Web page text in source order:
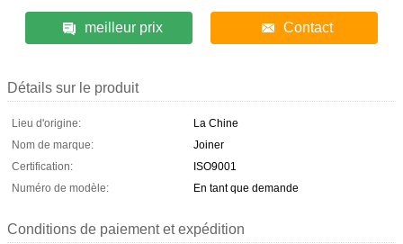
meilleur prix Contact
Détails sur le produit
Lieu d'origine:
La Chine
Nom de marque:
Joiner
Certification:
ISO9001
Numéro de modèle:
En tant que demande
Conditions de paiement et expédition